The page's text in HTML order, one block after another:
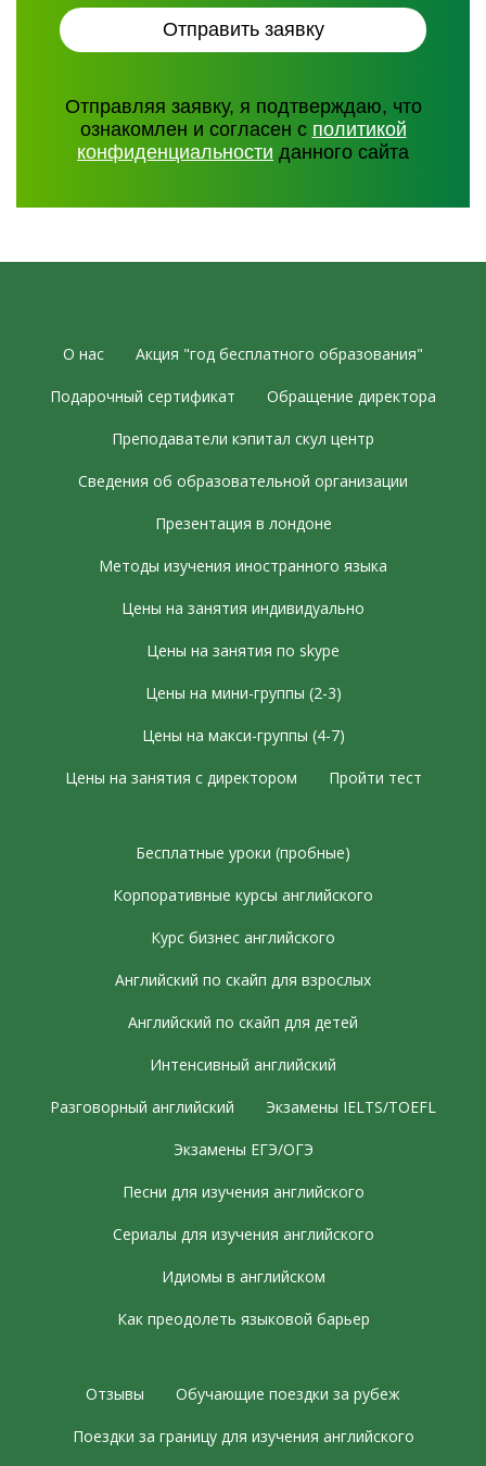
Отправляя заявку, я подтверждаю, что
ознакомлен и согласен с политикой
конфиденциальности данного сайта
О нас Акция "год бесплатного образования"
Подарочный сертификат Обращение директора
Преподаватели кэпитал скул центр
Сведения об образовательной организации
Презентация в лондоне
Методы изучения иностранного языка
Цены на занятия индивидуально
Цены на занятия по skype
Цены на мини-группы (2-3)
Цены на макси-группы (4-7)
Цены на занятия с директором Пройти тест
Бесплатные уроки (пробные)
Корпоративные курсы английского
Курс бизнес английского
Английский по скайп для взрослых
Английский по скайп для детей
Интенсивный английский
Разговорный английский Экзамены IELTS/TOEFL
Экзамены ЕГЭ/ОГЭ
Песни для изучения английского
Сериалы для изучения английского
Идиомы в английском
Как преодолеть языковой барьер
Отзывы Обучающие поездки за рубеж
Поездки за границу для изучения английского